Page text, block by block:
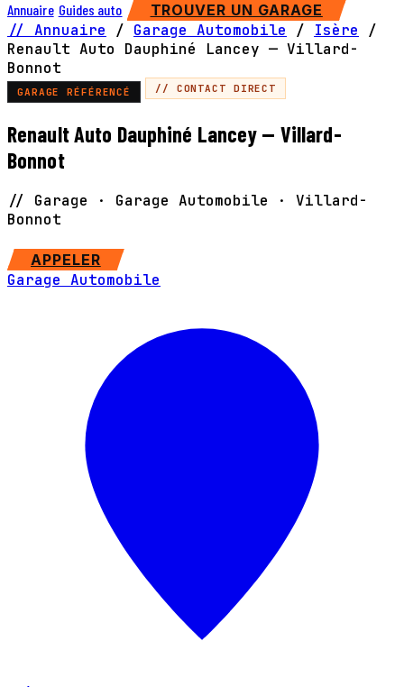
Annuaire Guides auto TROUVER UN GARAGE
// Annuaire / Garage Automobile / Isère
/
Renault Auto Dauphiné Lancey — Villard-
Bonnot
GARAGE RÉFÉRENCÉ // CONTACT DIRECT
Renault Auto Dauphiné Lancey — Villard-
Bonnot
// Garage · Garage Automobile · Villard-
Bonnot
APPELER
Garage Automobile